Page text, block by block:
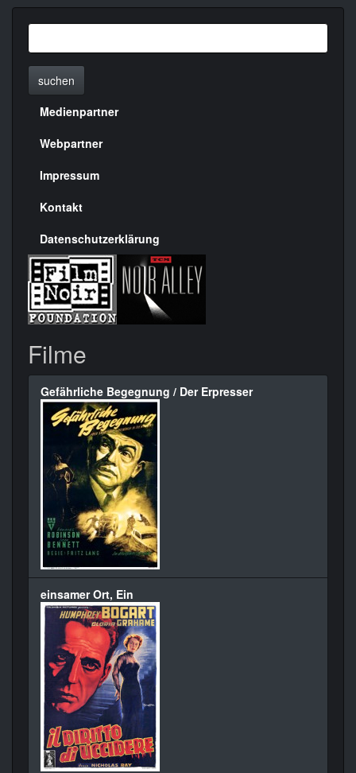
suchen
Menülinks
rechte
Seite
Medienpartner
Webpartner
Impressum
Kontakt
Datenschutzerklärung
Filme
Gefährliche Begegnung / Der Erpresser
einsamer Ort, Ein